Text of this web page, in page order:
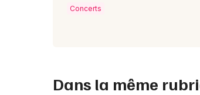
Concerts
Dans la même